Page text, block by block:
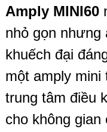
Amply MINI60
nhỏ gọn
khuếch đại
một amply
trung tâm điều
cho không